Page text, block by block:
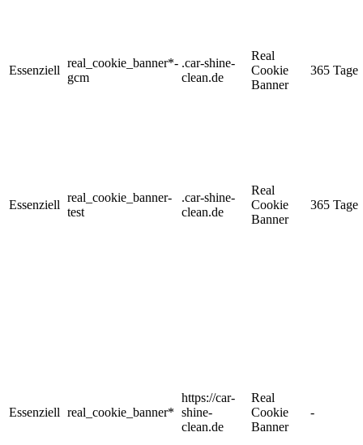
Essenziell
real_cookie_banner*-
gcm
.car-shine-
clean.de
Real
Cookie
Banner
365 Tage
Essenziell
real_cookie_banner-
test
.car-shine-
clean.de
Real
Cookie
Banner
365 Tage
Essenziell real_cookie_banner*
https://car-
shine-
clean.de
Real
Cookie
Banner
-